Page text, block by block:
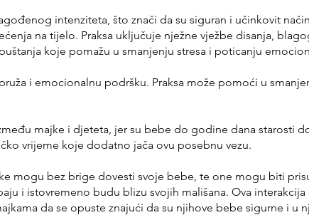
intenziteta, što znači da su siguran i učinkovit
na tijelo. Praksa uključuje nježne vježbe disanja,
koje pomažu u smanjenju stresa i poticanju
i emocionalnu podršku. Praksa može pomoći u
majke i djeteta, jer su bebe do godine dana starosti
vrijeme koje dodatno jača ovu posebnu vezu.
mogu bez brige dovesti svoje bebe, te one mogu biti
i istovremeno budu blizu svojih mališana. Ova
da se opuste znajući da su njihove bebe sigurne i u